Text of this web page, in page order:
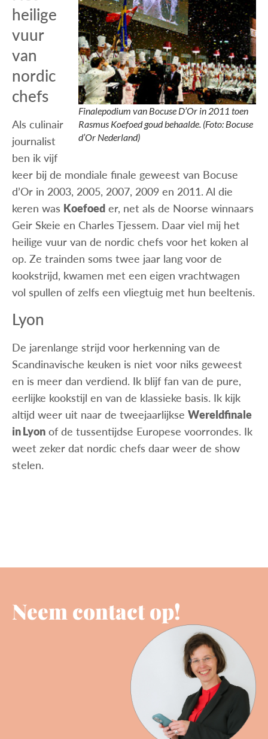
Finalepodium van Bocuse D’Or in 2011 toen
Rasmus Koefoed goud behaalde. (Foto: Bocuse
d’Or Nederland)
heilige
vuur
van
nordic
chefs
Als culinair
journalist
ben ik vijf
keer bij de mondiale finale geweest van Bocuse
d’Or in 2003, 2005, 2007, 2009 en 2011. Al die
keren was Koefoed er, net als de Noorse winnaars
Geir Skeie en Charles Tjessem. Daar viel mij het
heilige vuur van de nordic chefs voor het koken al
op. Ze trainden soms twee jaar lang voor de
kookstrijd, kwamen met een eigen vrachtwagen
vol spullen of zelfs een vliegtuig met hun beeltenis.
Lyon
De jarenlange strijd voor herkenning van de
Scandinavische keuken is niet voor niks geweest
en is meer dan verdiend. Ik blijf fan van de pure,
eerlijke kookstijl en van de klassieke basis. Ik kijk
altijd weer uit naar de tweejaarlijkse Wereldfinale
in Lyon of de tussentijdse Europese voorrondes. Ik
weet zeker dat nordic chefs daar weer de show
stelen.
Neem contact op!